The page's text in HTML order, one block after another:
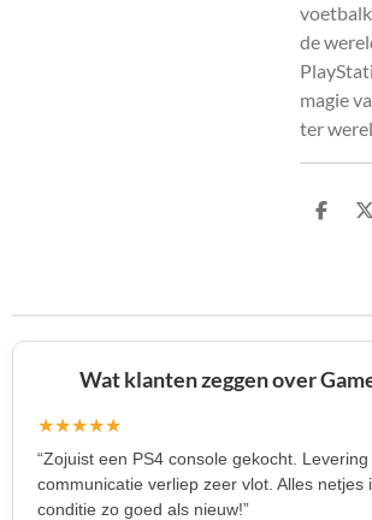
de
magie
ter
D
D
Wat klanten zeggen over
★★★★★
“Zojuist een PS4 console gekocht. Levering
communicatie verliep zeer vlot. Alles netjes
conditie zo goed als nieuw!”